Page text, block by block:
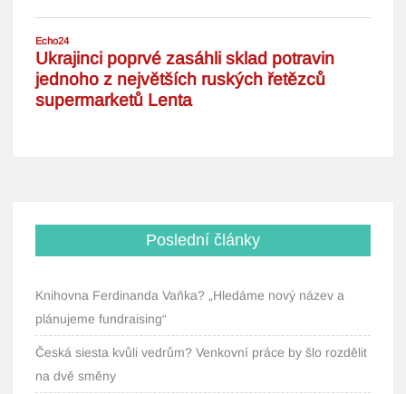
Poslední články
Knihovna Ferdinanda Vaňka? „Hledáme nový název a
plánujeme fundraising“
Česká siesta kvůli vedrům? Venkovní práce by šlo rozdělit
na dvě směny